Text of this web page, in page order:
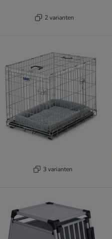
2 varianten
3 varianten